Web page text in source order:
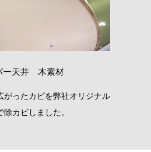
浴室の水滴で広がるカビを弊社